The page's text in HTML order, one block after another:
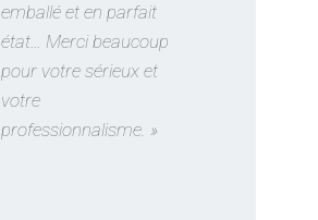
emballé et en parfait
état… Merci beaucoup
pour votre sérieux et
votre
professionnalisme. »